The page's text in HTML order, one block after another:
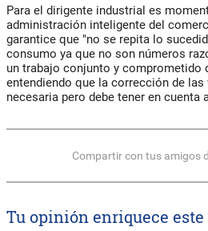
Para el dirigente industrial es
administración inteligente del
garantice que "no se repita lo
consumo ya que no son números
un trabajo conjunto y comprometido
entendiendo que la corrección de
necesaria pero debe tener en cuenta
Compartir con tus amigos
Tu opinión enriquece